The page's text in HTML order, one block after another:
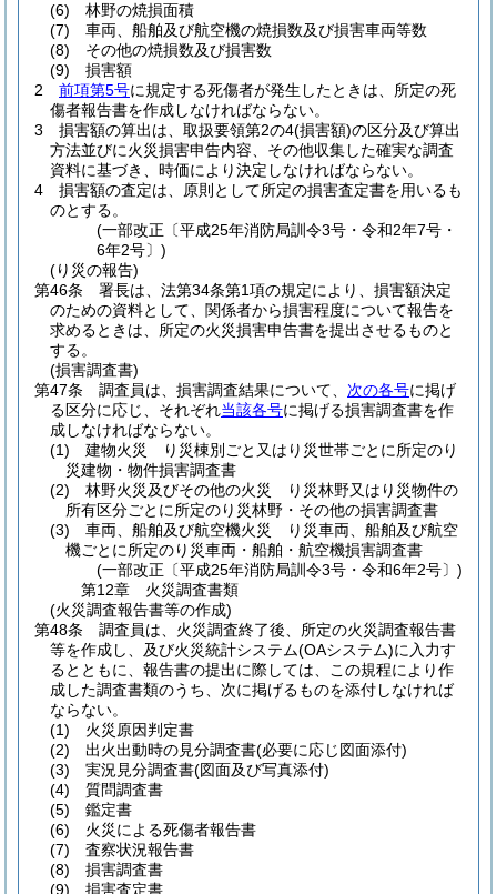
(6)
林野の焼損面積
(7)
車両、船舶及び航空機の焼損数及び損害車両等数
(8)
その他の焼損数及び損害数
(9)
損害額
2
前項第5号に規定する死傷者が発生したときは、所定の死
傷者報告書を作成しなければならない。
3
損害額の算出は、取扱要領第2の4(損害額)の区分及び算出
方法並びに火災損害申告内容、その他収集した確実な調査
資料に基づき、時価により決定しなければならない。
4
損害額の査定は、原則として所定の損害査定書を用いるも
のとする。
(一部改正〔平成25年消防局訓令3号・令和2年7号・
6年2号〕)
(り災の報告)
第46条
署長は、法第34条第1項の規定により、損害額決定
のための資料として、関係者から損害程度について報告を
求めるときは、所定の火災損害申告書を提出させるものと
する。
(損害調査書)
第47条
調査員は、損害調査結果について、 次の各号に掲げ
る区分に応じ、それぞれ当該各号に掲げる損害調査書を作
成しなければならない。
(1)
建物火災 り災棟別ごと又はり災世帯ごとに所定のり
災建物・物件損害調査書
(2)
林野火災及びその他の火災 り災林野又はり災物件の
所有区分ごとに所定のり災林野・その他の損害調査書
(3)
車両、船舶及び航空機火災 り災車両、船舶及び航空
機ごとに所定のり災車両・船舶・航空機損害調査書
(一部改正〔平成25年消防局訓令3号・令和6年2号〕)
第12章
火災調査書類
(火災調査報告書等の作成)
第48条
調査員は、火災調査終了後、所定の火災調査報告書
等を作成し、及び火災統計システム(OAシステム)に入力す
るとともに、報告書の提出に際しては、この規程により作
成した調査書類のうち、次に掲げるものを添付しなければ
ならない。
(1)
火災原因判定書
(2)
出火出動時の見分調査書(必要に応じ図面添付)
(3)
実況見分調査書(図面及び写真添付)
(4)
質問調査書
(5)
鑑定書
(6)
火災による死傷者報告書
(7)
査察状況報告書
(8)
損害調査書
(9)
損害査定書